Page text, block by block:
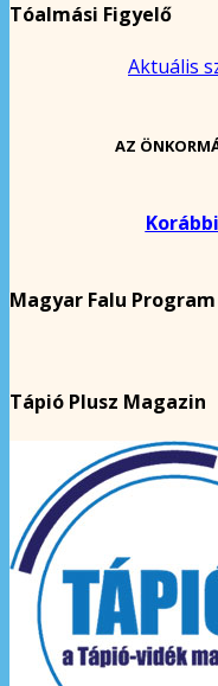
Tóalmási Figyelő
Aktuális
AZ
Magyar Falu Program
Tápió Plusz Magazin